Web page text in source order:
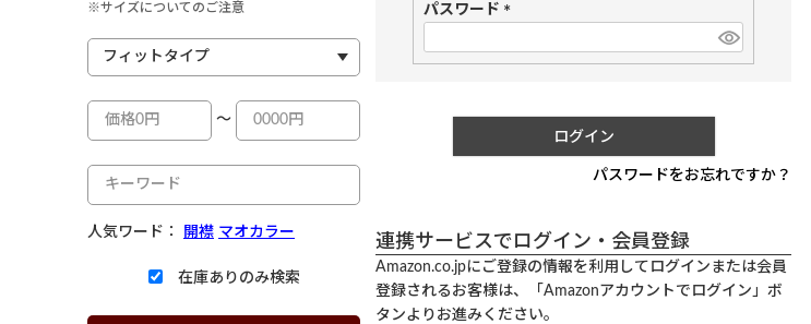
※サイズについてのご注意
～
人気ワード： 開襟 マオカラー
在庫ありのみ検索
)
パスワード
必
ログイン
パスワードをお忘れですか？
連携サービスでログイン・会員登録
Amazon.co.jpにご登録の情報を利用してログインまたは会員
登録されるお客様は、「Amazonアカウントでログイン」ボ
タンよりお進みください。